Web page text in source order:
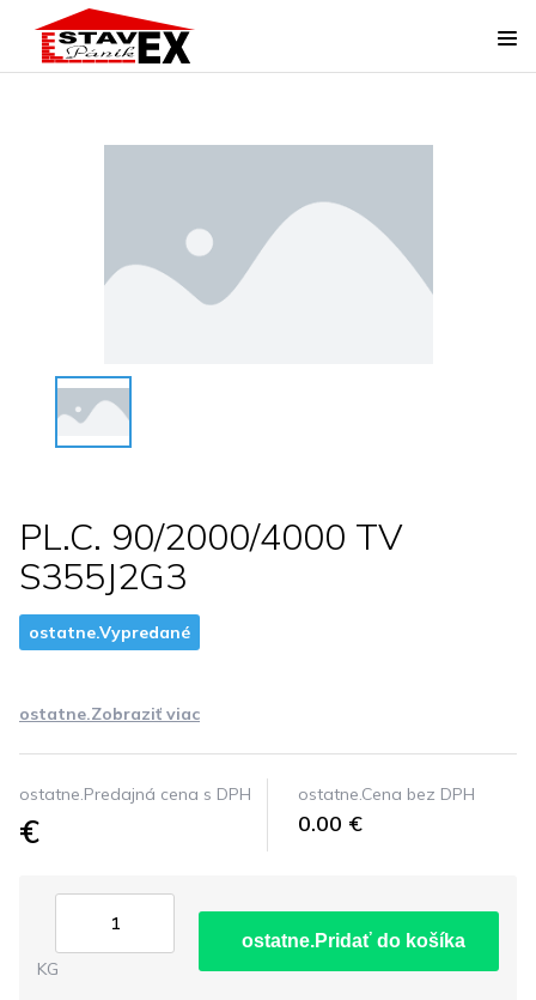
PL.C. 90/2000/4000 TV
S355J2G3
ostatne.Vypredané
ostatne.Zobraziť viac
ostatne.Predajná cena s DPH
€
ostatne.Cena bez DPH
0.00 €
KG
ostatne.Pridať do košíka